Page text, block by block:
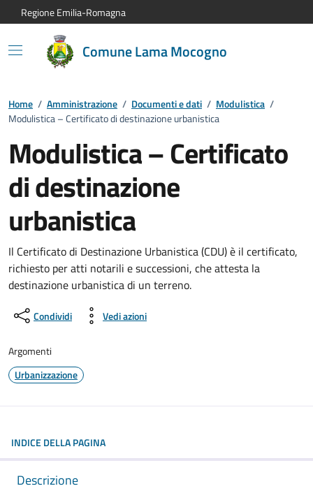
Vai al contenuto principale
Vai alla navigazione del sito
Vai al piede di pagina
Regione Emilia-Romagna
Comune Lama Mocogno
Home / Amministrazione / Documenti e dati / Modulistica /
Modulistica – Certificato di destinazione urbanistica
Modulistica – Certificato
di destinazione
urbanistica
Il Certificato di Destinazione Urbanistica (CDU) è il certificato,
richiesto per atti notarili e successioni, che attesta la
destinazione urbanistica di un terreno.
Condividi Vedi azioni
Argomenti
Urbanizzazione
INDICE DELLA PAGINA
Descrizione